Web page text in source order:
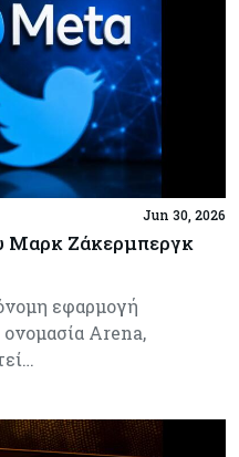
Jun 30, 2026
Μαρκ Ζάκερμπεργκ
εφαρμογή
Arena,